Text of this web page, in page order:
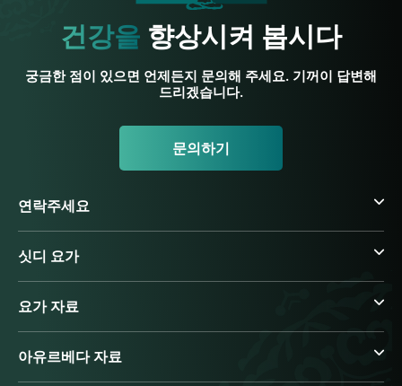
건강을 향상시켜 봅시다
궁금한 점이 있으면 언제든지 문의해 주세요. 기꺼이 답변해
드리겠습니다.
문의하기
연락주세요
싯디 요가
요가 자료
아유르베다 자료